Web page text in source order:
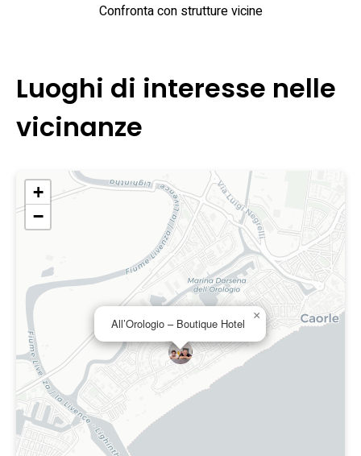
Confronta con strutture vicine
Luoghi di interesse nelle
vicinanze
All’Orologio – Boutique Hotel
×
+
−